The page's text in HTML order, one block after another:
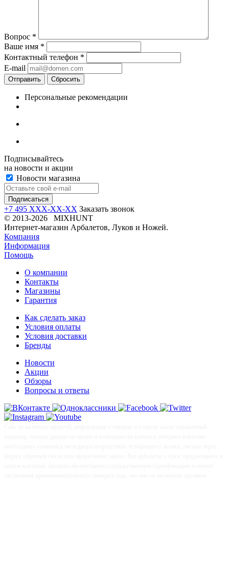
Вопрос *
Ваше имя *
Контактный телефон *
E-mail
Отправить Сбросить
Персональные рекомендации
Подписывайтесь
на новости и акции
Новости магазина
+7 495 XXX-XX-XX Заказать звонок
© 2013-2026 MIXHUNT
Интернет-магазин Арбалетов, Луков и Ножей.
Компания
Информация
Помощь
О компании
Контакты
Магазины
Гарантия
Как сделать заказ
Условия оплаты
Условия доставки
Бренды
Новости
Акции
Обзоры
Вопросы и ответы